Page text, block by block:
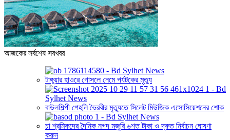
আজকের সর্বশেষ সবখবর
টাঙ্গুয়ার হাওরে গোসলে নেমে পর্যটকের মৃত্যু
বাউলশিল্পী পেহলি ভৈরবীর মৃত্যুতে সিলেট মিউজিক এসোসিয়েশনের শোক
চা শ্রমিকদের দৈনিক নগদ মজুরি ৬শত টাকা ও দ্রুত নির্বাচন ঘোষণা
করুন